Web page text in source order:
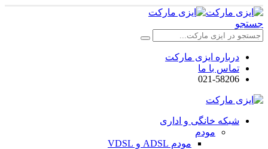
جستجو
درباره ایزی مارکت
تماس با ما
021-58206
شبکه خانگی و اداری
مودم
مودم ADSL و VDSL